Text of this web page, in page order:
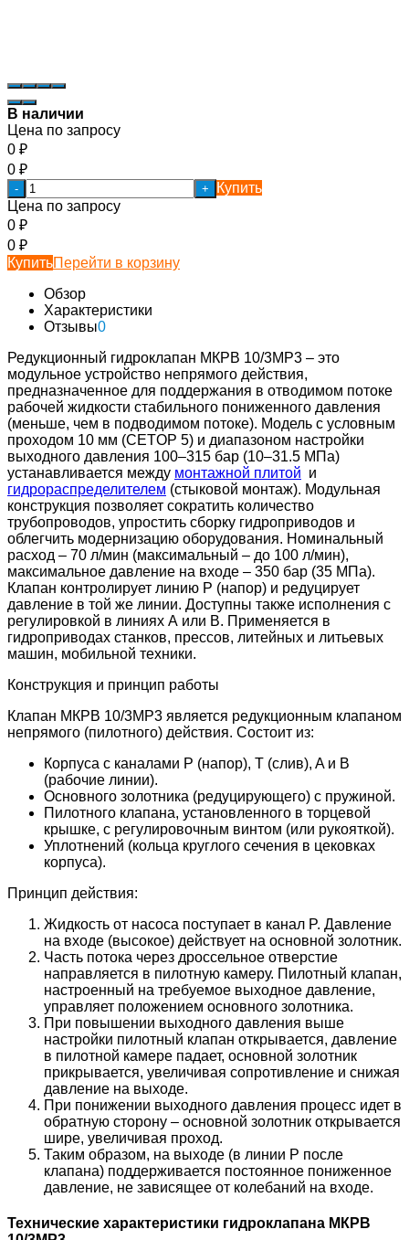
В наличии
Цена по запросу
0 ₽
0 ₽
- +
Купить
Цена по запросу
0 ₽
0 ₽
КупитьПерейти в корзину
Обзор
Характеристики
Отзывы0
Редукционный гидроклапан МКРВ 10/3МР3 – это
модульное устройство непрямого действия,
предназначенное для поддержания в отводимом потоке
рабочей жидкости стабильного пониженного давления
(меньше, чем в подводимом потоке). Модель с условным
проходом 10 мм (CETOP 5) и диапазоном настройки
выходного давления 100–315 бар (10–31.5 МПа)
устанавливается между монтажной плитой и
гидрораспределителем (стыковой монтаж). Модульная
конструкция позволяет сократить количество
трубопроводов, упростить сборку гидроприводов и
облегчить модернизацию оборудования. Номинальный
расход – 70 л/мин (максимальный – до 100 л/мин),
максимальное давление на входе – 350 бар (35 МПа).
Клапан контролирует линию Р (напор) и редуцирует
давление в той же линии. Доступны также исполнения с
регулировкой в линиях А или В. Применяется в
гидроприводах станков, прессов, литейных и литьевых
машин, мобильной техники.
Конструкция и принцип работы
Клапан МКРВ 10/3МР3 является редукционным клапаном
непрямого (пилотного) действия. Состоит из:
Корпуса с каналами P (напор), T (слив), A и B
(рабочие линии).
Основного золотника (редуцирующего) с пружиной.
Пилотного клапана, установленного в торцевой
крышке, с регулировочным винтом (или рукояткой).
Уплотнений (кольца круглого сечения в цековках
корпуса).
Принцип действия:
Жидкость от насоса поступает в канал P. Давление
на входе (высокое) действует на основной золотник.
Часть потока через дроссельное отверстие
направляется в пилотную камеру. Пилотный клапан,
настроенный на требуемое выходное давление,
управляет положением основного золотника.
При повышении выходного давления выше
настройки пилотный клапан открывается, давление
в пилотной камере падает, основной золотник
прикрывается, увеличивая сопротивление и снижая
давление на выходе.
При понижении выходного давления процесс идет в
обратную сторону – основной золотник открывается
шире, увеличивая проход.
Таким образом, на выходе (в линии P после
клапана) поддерживается постоянное пониженное
давление, не зависящее от колебаний на входе.
Технические характеристики гидроклапана МКРВ